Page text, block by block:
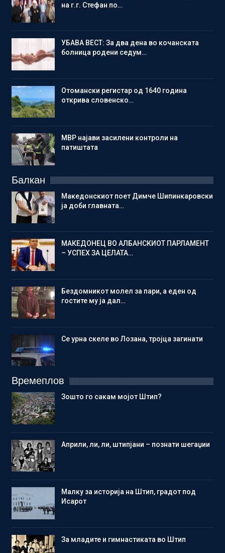
на г.г. Стефан по…
УБАВА ВЕСТ: За два дена во кочанската
болница родени седум…
Отомански регистар од 1640 година
открива словенско…
МВР најави засилени контроли на
патиштата
Балкан
Македонскиот поет Димче Шипинкаровски
ја доби главната…
МАКЕДОНЕЦ ВО АЛБАНСКИОТ ПАРЛАМЕНТ
– УСПЕХ ЗА ЦЕЛАТА…
Бездомникот молел за пари, а еден од
гостите му ја дал…
Се урна скеле во Лозана, тројца загинати
Времеплов
Зошто го сакам мојот Штип?
Aприли, ли, ли, штипјани – познати шегаџии
Малку за историја на Штип, градот под
Исарот
Зa младите и гимнастиката во Штип